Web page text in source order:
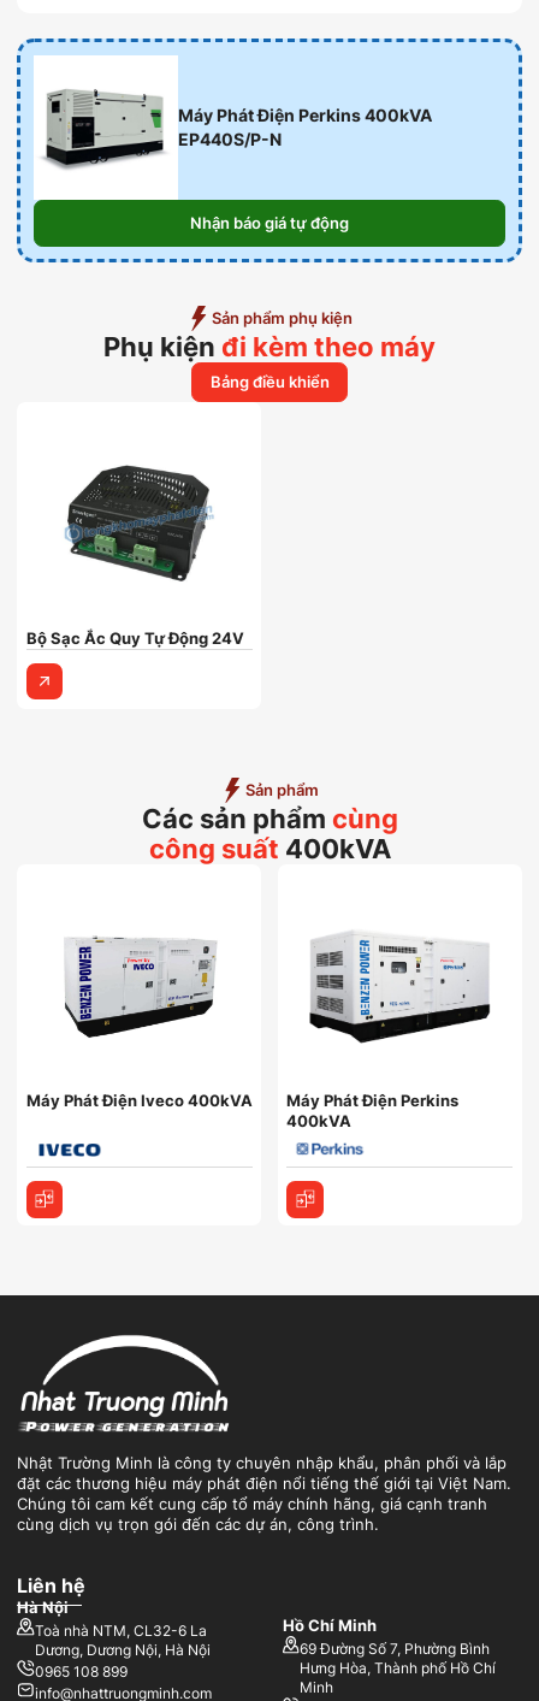
Máy Phát Điện Perkins 400kVA
EP440S/P-N
Nhận báo giá tự động
Sản phẩm phụ kiện
Phụ kiện đi kèm theo máy
Bảng điều khiển
Bộ Sạc Ắc Quy Tự Động 24V
Sản phẩm
Các sản phẩm cùng
công suất 400kVA
Máy Phát Điện Iveco 400kVA
Máy Phát Điện Perkins
400kVA
Nhật Trường Minh là công ty chuyên nhập khẩu, phân phối và lắp
đặt các thương hiệu máy phát điện nổi tiếng thế giới tại Việt Nam.
Chúng tôi cam kết cung cấp tổ máy chính hãng, giá cạnh tranh
cùng dịch vụ trọn gói đến các dự án, công trình.
Liên hệ
Hà Nội
Toà nhà NTM, CL32-6 La
Dương, Dương Nội, Hà Nội
0965 108 899
info@nhattruongminh.com
Hồ Chí Minh
69 Đường Số 7, Phường Bình
Hưng Hòa, Thành phố Hồ Chí
Minh